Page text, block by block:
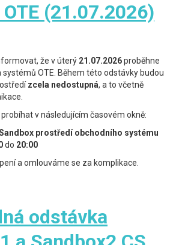
(21.07.2026)
že v úterý 21.07.2026proběhne
OTE. Během této odstávky budou
zcela nedostupná, a to včetně
v následujícím časovém okně:
prostředí obchodního systému
do 20:00
a omlouváme se za komplikace.
odstávka